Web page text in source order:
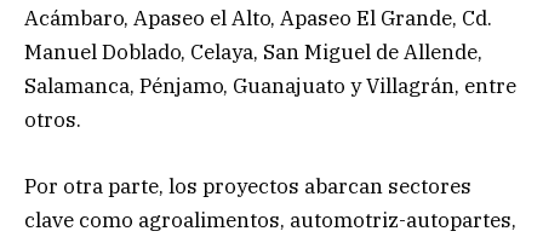
Acámbaro, Apaseo el Alto, Apaseo El Grande, Cd.
Manuel Doblado, Celaya, San Miguel de Allende,
Salamanca, Pénjamo, Guanajuato y Villagrán, entre
otros.
Por otra parte, los proyectos abarcan sectores
clave como agroalimentos, automotriz-autopartes,